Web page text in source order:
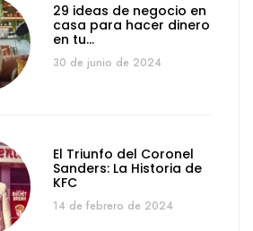
29 ideas de negocio en
casa para hacer dinero
en tu…
30 de junio de 2024
El Triunfo del Coronel
Sanders: La Historia de
KFC
14 de febrero de 2024